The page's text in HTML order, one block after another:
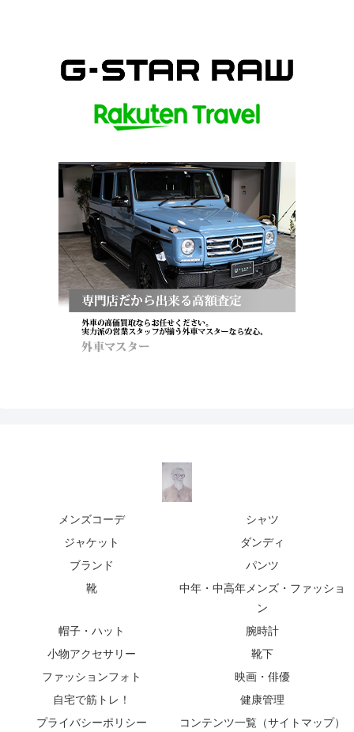
メンズコーデ
シャツ
ジャケット
ダンディ
ブランド
パンツ
靴
中年・中高年メンズ・ファッショ
ン
帽子・ハット
腕時計
小物アクセサリー
靴下
ファッションフォト
映画・俳優
自宅で筋トレ！
健康管理
プライバシーポリシー
コンテンツ一覧（サイトマップ）